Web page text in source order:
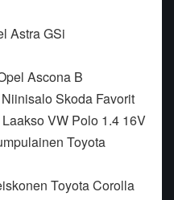
Astra GSi
Ascona B
Skoda Favorit
VW Polo 1.4 16V
Toyota
Toyota Corolla